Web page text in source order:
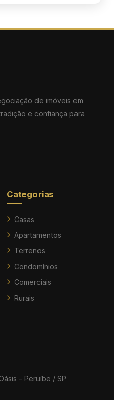
de imóveis em
e confiança para
Categorias
Casas
Apartamentos
Terrenos
Condomínios
Comerciais
Rurais
– Peruíbe / SP